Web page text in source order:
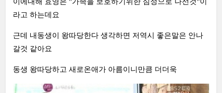
라고 하는데요
근데 내동생이 왕따당한다 생각하면 저역시 좋은말은 안나
갈것 같아요
동생 왕따당하고 새로온애가 아름이니만큼 더더욱